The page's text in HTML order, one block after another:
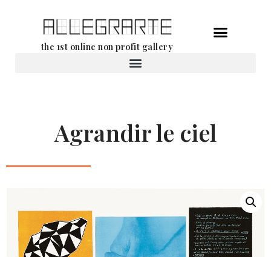
the 1st online non profit gallery
Agrandir le ciel